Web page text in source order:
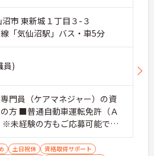
市 東新城１丁目３-３
「気仙沼駅」バス・車5分
員)
門員（ケアマネジャー）の資
方 ■普通自動車運転免許（Ａ
※未経験の方もご応募可能で
土日祝休
資格取得サポート